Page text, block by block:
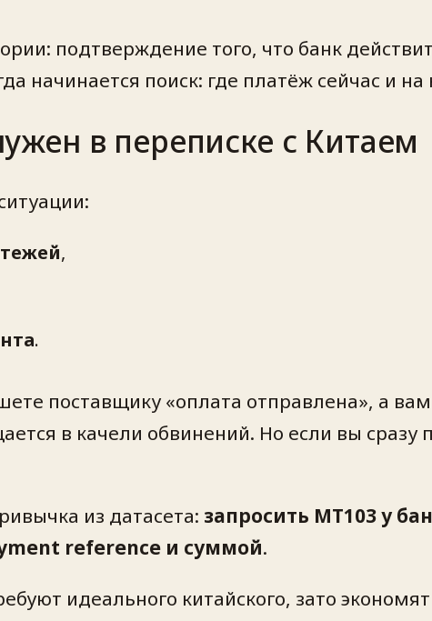
подтверждение того, что банк
начинается поиск: где платёж сейчас и на
в переписке с Китаем
,
.
поставщику «оплата отправлена», а
в качели обвинений. Но если вы
из датасета: запросить MT103 у
reference и суммой.
идеального китайского, зато